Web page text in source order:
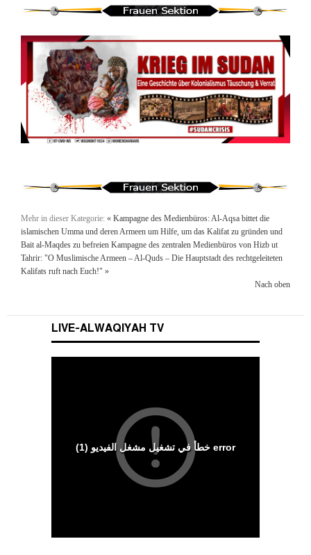
Mehr in dieser Kategorie: « Kampagne des Medienbüros: Al-Aqsa bittet die
islamischen Umma und deren Armeen um Hilfe, um das Kalifat zu gründen und
Bait al-Maqdes zu befreien Kampagne des zentralen Medienbüros von Hizb ut
Tahrir: "O Muslimische Armeen – Al-Quds – Die Hauptstadt des rechtgeleiteten
Kalifats ruft nach Euch!" »
Nach oben
LIVE-ALWAQIYAH TV